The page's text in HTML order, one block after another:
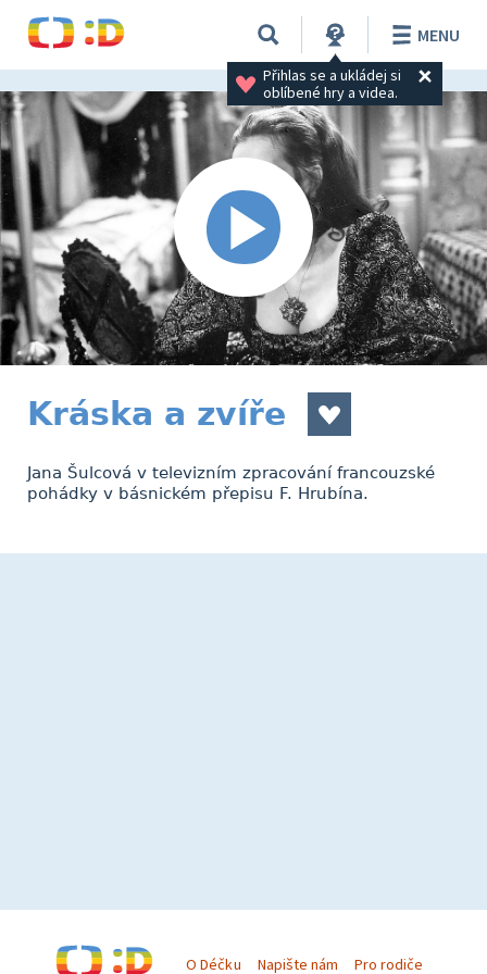
Přihlas se a ukládej si
oblíbené hry a videa.
MENU
Kráska a zvíře
Jana Šulcová v televizním zpracování francouzské
pohádky v básnickém přepisu F. Hrubína.
O Déčku Napište nám Pro rodiče